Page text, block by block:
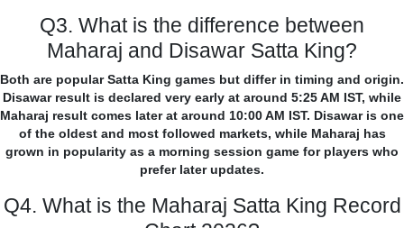
Q3. What is the difference between
Maharaj and Disawar Satta King?
Both are popular Satta King games but differ in timing and origin.
Disawar result is declared very early at around 5:25 AM IST, while
Maharaj result comes later at around 10:00 AM IST. Disawar is one
of the oldest and most followed markets, while Maharaj has
grown in popularity as a morning session game for players who
prefer later updates.
Q4. What is the Maharaj Satta King Record